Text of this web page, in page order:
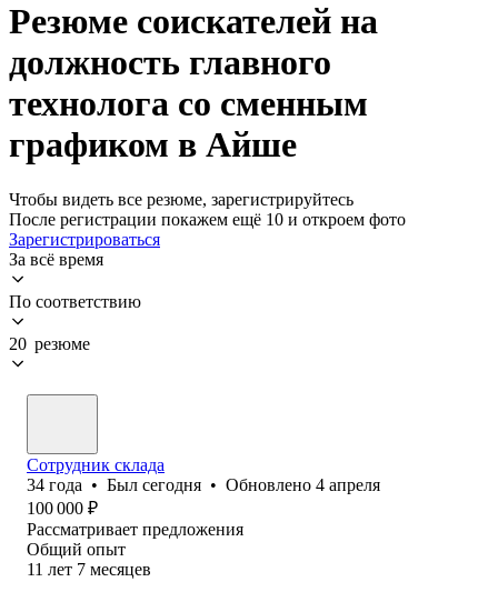
Резюме соискателей на
должность главного
технолога со сменным
графиком в Айше
Чтобы видеть все резюме, зарегистрируйтесь
После регистрации покажем ещё 10 и откроем фото
Зарегистрироваться
За всё время
По соответствию
20 резюме
Сотрудник склада
34 года • Был сегодня • Обновлено 4 апреля
100 000 ₽
Рассматривает предложения
Общий опыт
11 лет 7 месяцев